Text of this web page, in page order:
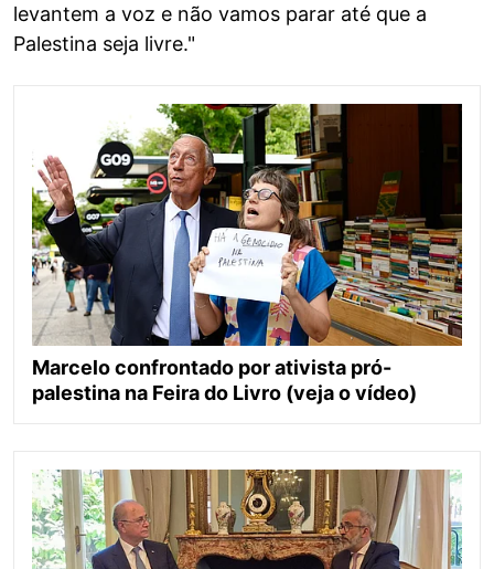
levantem a voz e não vamos parar até que a
Palestina seja livre."
Marcelo confrontado por ativista pró-
palestina na Feira do Livro (veja o vídeo)